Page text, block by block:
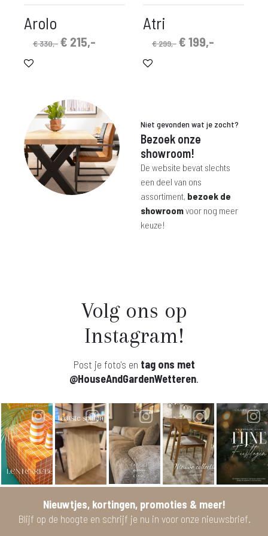
Arolo
€330,- Oorspronkelijke
€ 215,-
Atri
€299,- Oorspronkelijke
€199,-
Niet gevonden wat je zocht?
Bezoek onze
showroom!
De website bevat slechts
een deel van ons
assortiment, bezoek de
showroomvoor nog meer
keuze!
Volg ons op
Instagram!
Post je foto's en tag ons met
@HouseAndGardenWetteren.
Nieuwtjes, kortingen, promoties & meer!
Blijf op de hoogte en schrijf je nu in voor onze nieuwsbrief.